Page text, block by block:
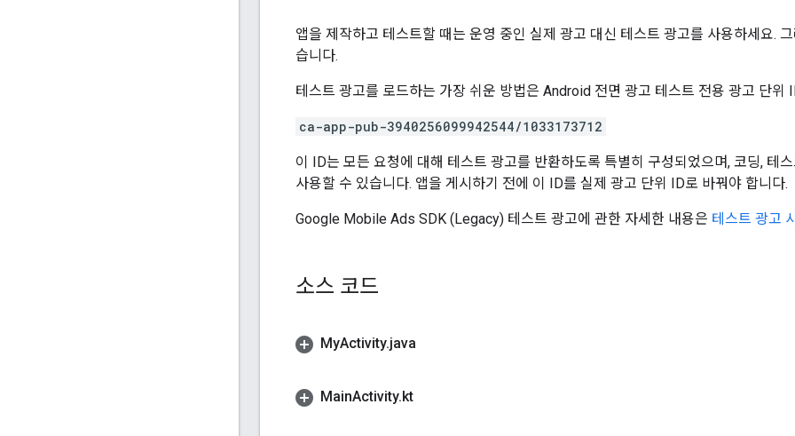
앱을 제작하고 테스트할 때는 운영 중인 실제 광고 대신 테스트 광고를 사용하세요.
습니다.
테스트 광고를 로드하는 가장 쉬운 방법은 Android 전면 광고 테스트 전용 광고 단위
ca-app-pub-3940256099942544/1033173712
이 ID는 모든 요청에 대해 테스트 광고를 반환하도록 특별히 구성되었으며, 코딩, 테
사용할 수 있습니다. 앱을 게시하기 전에 이 ID를 실제 광고 단위 ID로 바꿔야 합니다.
Google Mobile Ads SDK (Legacy) 테스트 광고에 관한 자세한 내용은 테스트 광고
소스 코드
MyActivity.java
MainActivity.kt